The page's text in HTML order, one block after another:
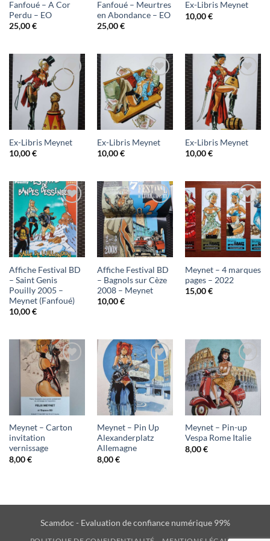
Fanfoué – A Cor
Perdu – EO
25,00€
Fanfoué – Meurtres
en Abondance – EO
25,00€
Ex-Libris Meynet
10,00€
Ajouter
à ma
liste
Ex-Libris Meynet
10,00€
Ajouter
à ma
liste
Ex-Libris Meynet
10,00€
Ajouter
à ma
liste
Ex-Libris Meynet
10,00€
Ajouter
à ma
liste
Affiche Festival BD
– Saint Genis
Pouilly 2005 –
Meynet (Fanfoué)
10,00€
Ajouter
à ma
liste
Affiche Festival BD
– Bagnols sur Cèze
2008 – Meynet
10,00€
Ajouter
à ma
liste
Meynet – 4 marques
pages – 2022
15,00€
Ajouter
à ma
liste
Meynet – Carton
invitation
vernissage
8,00€
Ajouter
à ma
liste
Meynet – Pin Up
Alexanderplatz
Allemagne
8,00€
Ajouter
à ma
liste
Meynet – Pin-up
Vespa Rome Italie
8,00€
Scamdoc - Evaluation de confiance numérique 99%